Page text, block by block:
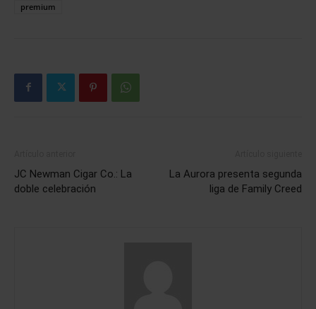
premium
JC Newman Cigar Co.: La
doble celebración
La Aurora presenta segunda
liga de Family Creed